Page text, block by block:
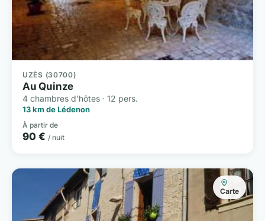
UZÈS (30700)
Au Quinze
4 chambres d'hôtes · 12 pers.
13 km de Lédenon
À partir de
90 € / nuit
Carte